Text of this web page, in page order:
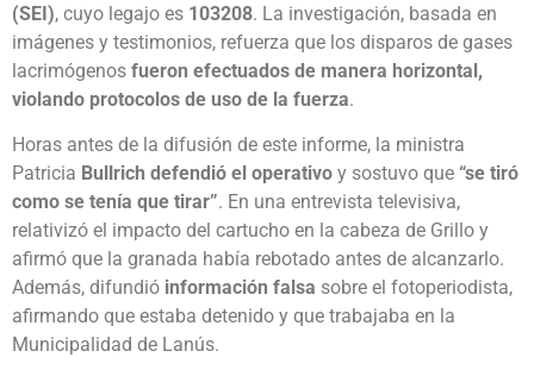
(SEI), cuyo legajo es 103208. La investigación, basada en
imágenes y testimonios, refuerza que los disparos de gases
lacrimógenos fueron efectuados de manera horizontal,
violando protocolos de uso de la fuerza.
Horas antes de la difusión de este informe, la ministra
Patricia Bullrich defendió el operativo y sostuvo que “se tiró
como se tenía que tirar”. En una entrevista televisiva,
relativizó el impacto del cartucho en la cabeza de Grillo y
afirmó que la granada había rebotado antes de alcanzarlo.
Además, difundió información falsa sobre el fotoperiodista,
afirmando que estaba detenido y que trabajaba en la
Municipalidad de Lanús.